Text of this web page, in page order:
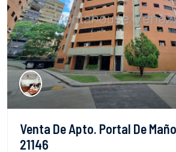
Venta De Apto. Portal De
21146